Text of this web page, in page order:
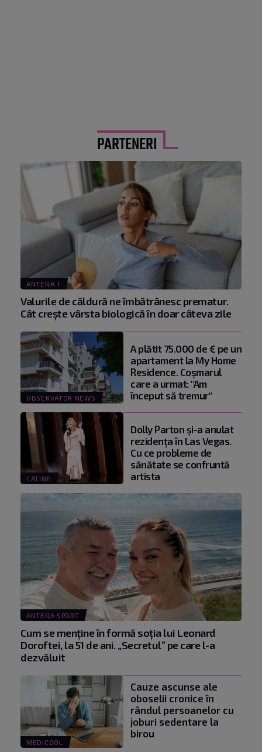
PARTENERI
ANTENA 1
Valurile de căldură ne îmbătrânesc prematur.
Cât crește vârsta biologică în doar câteva zile
OBSERVATOR NEWS
A plătit 75.000 de € pe un
apartament la My Home
Residence. Coşmarul
care a urmat: "Am
început să tremur"
CATINE
Dolly Parton și-a anulat
rezidența în Las Vegas.
Cu ce probleme de
sănătate se confruntă
artista
ANTENA SPORT
Cum se menţine în formă soţia lui Leonard
Doroftei, la 51 de ani. „Secretul” pe care l-a
dezvăluit
MEDICOOL
Cauze ascunse ale
oboselii cronice în
rândul persoanelor cu
joburi sedentare la
birou